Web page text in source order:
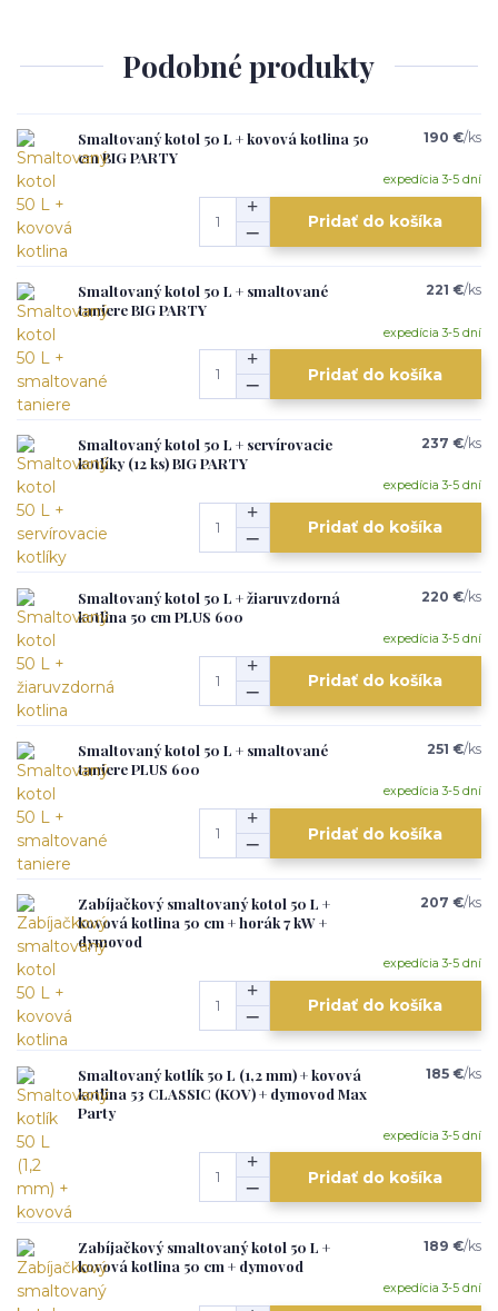
Podobné produkty
Smaltovaný kotol 50 L + kovová kotlina 50
cm BIG PARTY
190 €/ks
expedícia 3-5 dní
Pridať do košíka
Smaltovaný kotol 50 L + smaltované
taniere BIG PARTY
221 €/ks
expedícia 3-5 dní
Pridať do košíka
Smaltovaný kotol 50 L + servírovacie
kotlíky (12 ks) BIG PARTY
237 €/ks
expedícia 3-5 dní
Pridať do košíka
Smaltovaný kotol 50 L + žiaruvzdorná
kotlina 50 cm PLUS 600
220 €/ks
expedícia 3-5 dní
Pridať do košíka
Smaltovaný kotol 50 L + smaltované
taniere PLUS 600
251 €/ks
expedícia 3-5 dní
Pridať do košíka
Zabíjačkový smaltovaný kotol 50 L +
kovová kotlina 50 cm + horák 7 kW +
dymovod
207 €/ks
expedícia 3-5 dní
Pridať do košíka
Smaltovaný kotlík 50 L (1,2 mm) + kovová
kotlina 53 CLASSIC (KOV) + dymovod Max
Party
185 €/ks
expedícia 3-5 dní
Pridať do košíka
Zabíjačkový smaltovaný kotol 50 L +
kovová kotlina 50 cm + dymovod
189 €/ks
expedícia 3-5 dní